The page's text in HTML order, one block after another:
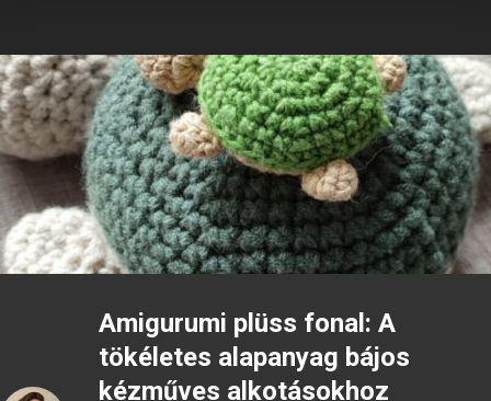
Amigurumi plüss fonal: A
tökéletes alapanyag bájos
kézműves alkotásokhoz